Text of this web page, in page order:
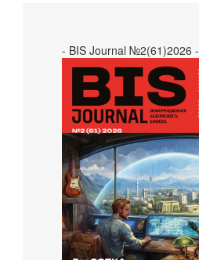
- BIS Journal №2(61)2026 -